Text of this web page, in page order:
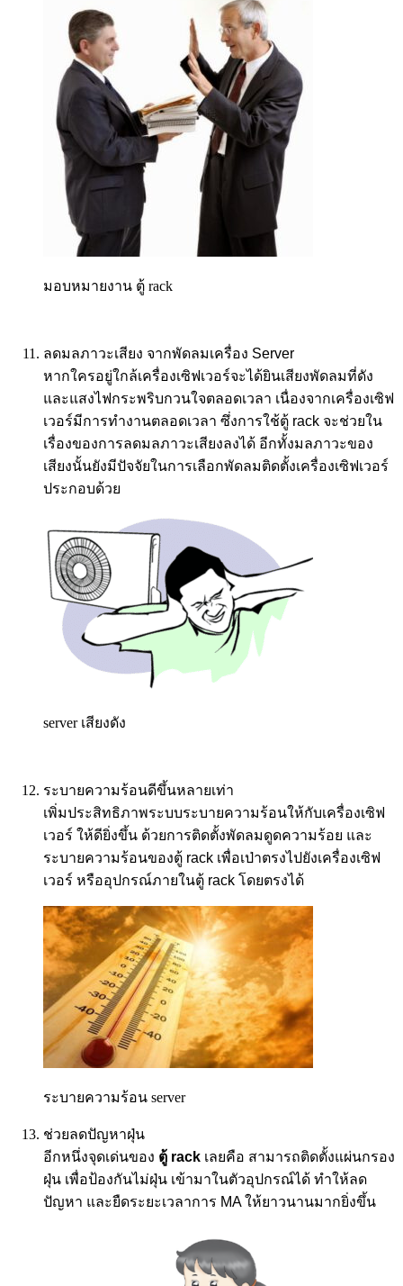
มอบหมายงาน ตู้ rack
ลดมลภาวะเสียง จากพัดลมเครื่อง Server
หากใครอยู่ใกล้เครื่องเซิฟเวอร์จะได้ยินเสียงพัดลมที่ดัง
และแสงไฟกระพริบกวนใจตลอดเวลา เนื่องจากเครื่องเซิฟ
เวอร์มีการทำงานตลอดเวลา ซึ่งการใช้ตู้ rack จะช่วยใน
เรื่องของการลดมลภาวะเสียงลงได้ อีกทั้งมลภาวะของ
เสียงนั้นยังมีปัจจัยในการเลือกพัดลมติดตั้งเครื่องเซิฟเวอร์
ประกอบด้วย
server เสียงดัง
ระบายความร้อนดีขึ้นหลายเท่า
เพิ่มประสิทธิภาพระบบระบายความร้อนให้กับเครื่องเซิฟ
เวอร์ ให้ดียิ่งขึ้น ด้วยการติดตั้งพัดลมดูดความร้อย และ
ระบายความร้อนของตู้ rack เพื่อเป่าตรงไปยังเครื่องเซิฟ
เวอร์ หรืออุปกรณ์ภายในตู้ rack โดยตรงได้
ระบายความร้อน server
ช่วยลดปัญหาฝุ่น
อีกหนึ่งจุดเด่นของ ตู้ rack เลยคือ สามารถติดตั้งแผ่นกรอง
ฝุ่น เพื่อป้องกันไม่ฝุ่น เข้ามาในตัวอุปกรณ์ได้ ทำให้ลด
ปัญหา และยืดระยะเวลาการ MAให้ยาวนานมากยิ่งขึ้น